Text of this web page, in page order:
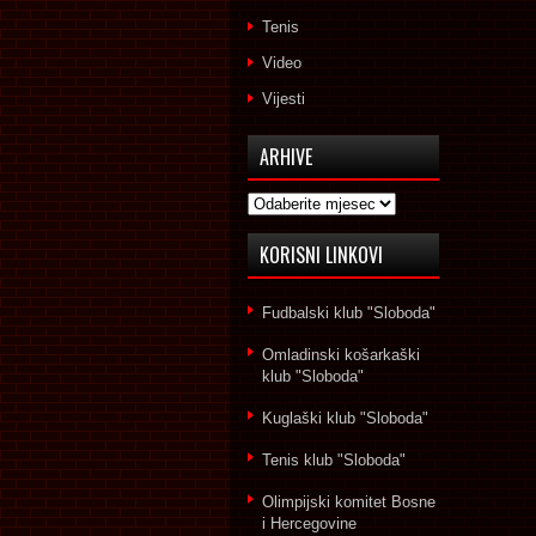
Tenis
Video
Vijesti
ARHIVE
Arhive
KORISNI LINKOVI
Fudbalski klub "Sloboda"
Omladinski košarkaški
klub "Sloboda"
Kuglaški klub "Sloboda"
Tenis klub "Sloboda"
Olimpijski komitet Bosne
i Hercegovine